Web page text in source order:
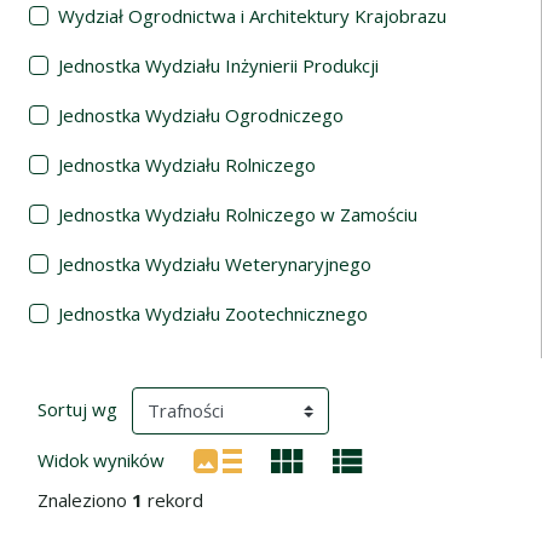
Wydział Ogrodnictwa i Architektury Krajobrazu
Jednostka Wydziału Inżynierii Produkcji
Jednostka Wydziału Ogrodniczego
Jednostka Wydziału Rolniczego
Jednostka Wydziału Rolniczego w Zamościu
Jednostka Wydziału Weterynaryjnego
Jednostka Wydziału Zootechnicznego
Wyniki wyszukiwania
Sortuj wg (automatyczne przeładowanie treści)
Widok wyników
Znaleziono 1 rekord